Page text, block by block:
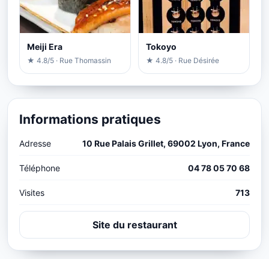
Meiji Era
★ 4.8/5 · Rue Thomassin
Tokoyo
★ 4.8/5 · Rue Désirée
Informations pratiques
Adresse 10 Rue Palais Grillet, 69002 Lyon, France
Téléphone 04 78 05 70 68
Visites 713
Site du restaurant